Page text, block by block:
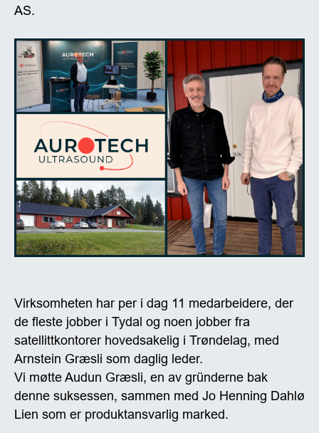
AS.
Virksomheten har per i dag 11 medarbeidere, der
de fleste jobber i Tydal og noen jobber fra
satellittkontorer hovedsakelig i Trøndelag, med
Arnstein Græsli som daglig leder.
Vi møtte Audun Græsli, en av gründerne bak
denne suksessen, sammen med Jo Henning Dahlø
Lien som er produktansvarlig marked.